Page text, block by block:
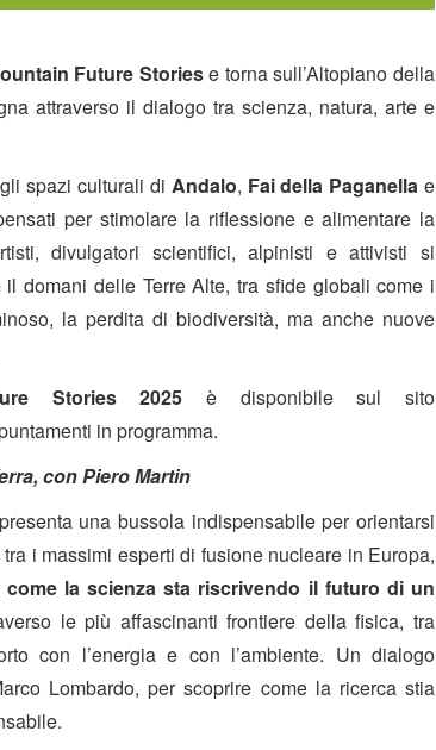
Future Storiese torna sull’Altopiano della
attraverso il dialogo tra scienza, natura, arte e
spazi culturali di Andalo, Fai della Paganella e
per stimolare la riflessione e alimentare la
divulgatori scientifici, alpinisti e attivisti si
domani delle Terre Alte, tra sfide globali come i
la perdita di biodiversità, ma anche nuove
Stories 2025 è disponibile sul sito
in programma.
con Piero Martin
una bussola indispensabile per orientarsi
tra i massimi esperti di fusione nucleare in Europa,
la scienza sta riscrivendo il futuro di un
le più affascinanti frontiere della fisica, tra
con l’energia e con l’ambiente. Un dialogo
Lombardo, per scoprire come la ricerca stia